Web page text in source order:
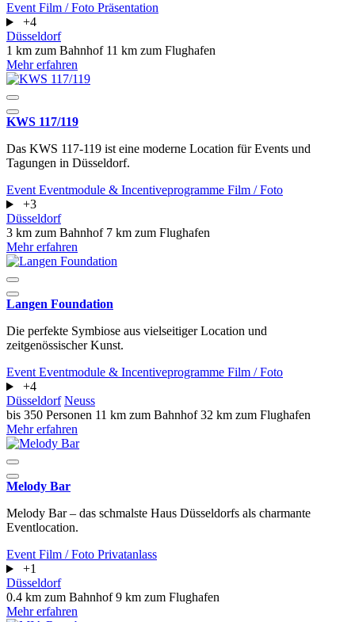
Event Film / Foto Präsentation
+4
Düsseldorf
1 km zum Bahnhof 11 km zum Flughafen
Mehr erfahren
KWS 117/119
Das KWS 117-119 ist eine moderne Location für Events und
Tagungen in Düsseldorf.
Event Eventmodule & Incentiveprogramme Film / Foto
+3
Düsseldorf
3 km zum Bahnhof 7 km zum Flughafen
Mehr erfahren
Langen Foundation
Die perfekte Symbiose aus vielseitiger Location und
zeitgenössischer Kunst.
Event Eventmodule & Incentiveprogramme Film / Foto
+4
Düsseldorf Neuss
bis 350 Personen 11 km zum Bahnhof32 km zum Flughafen
Mehr erfahren
Melody Bar
Melody Bar – das schmalste Haus Düsseldorfs als charmante
Eventlocation.
Event Film / Foto Privatanlass
+1
Düsseldorf
0.4 km zum Bahnhof9 km zum Flughafen
Mehr erfahren